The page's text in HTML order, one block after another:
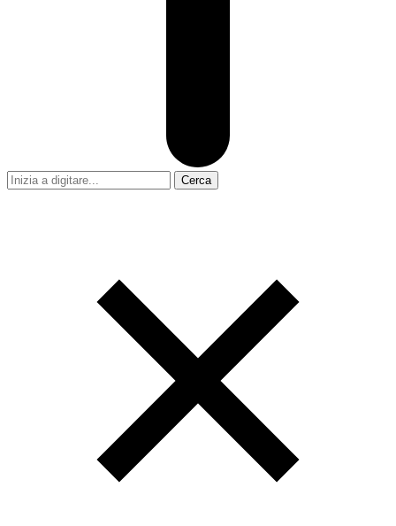
Cerca